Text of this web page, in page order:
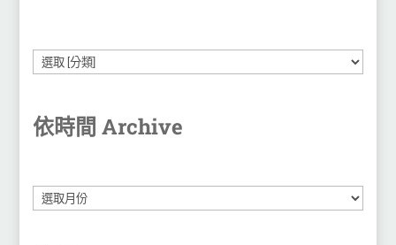
依時間 Archive
彙
整